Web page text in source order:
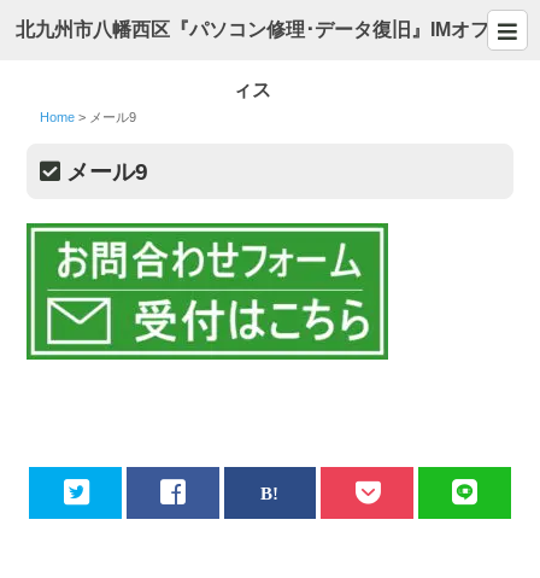
北九州市八幡西区『パソコン修理･データ復旧』IMオフ
ィス
Home > メール9
メール9